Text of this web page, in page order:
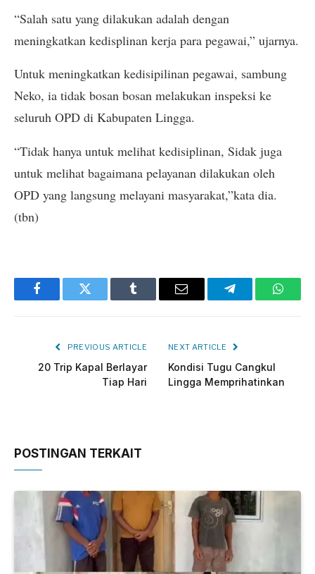
“Salah satu yang dilakukan adalah dengan
meningkatkan kedisplinan kerja para pegawai,” ujarnya.
Untuk meningkatkan kedisipilinan pegawai, sambung
Neko, ia tidak bosan bosan melakukan inspeksi ke
seluruh OPD di Kabupaten Lingga.
“Tidak hanya untuk melihat kedisiplinan, Sidak juga
untuk melihat bagaimana pelayanan dilakukan oleh
OPD yang langsung melayani masyarakat,”kata dia.
(tbn)
FacebookTwitter Tumblr Email Telegram
PREVIOUS ARTICLE
20 Trip Kapal Berlayar
Tiap Hari
NEXT ARTICLE
Kondisi Tugu Cangkul
Lingga Memprihatinkan
POSTINGAN TERKAIT